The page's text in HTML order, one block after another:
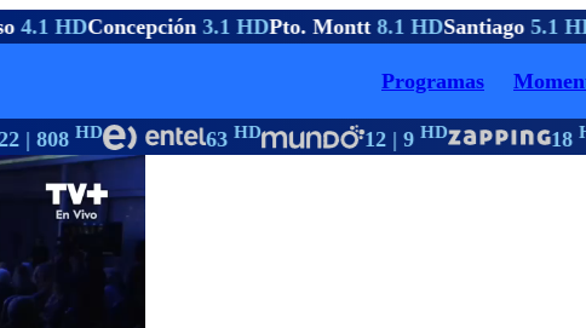
4.1 HDConcepción3.1 HDPto. Montt8.1 HDSantiago5.1 HD
Programas
| 808HD 63HD 12 | 9HD 18